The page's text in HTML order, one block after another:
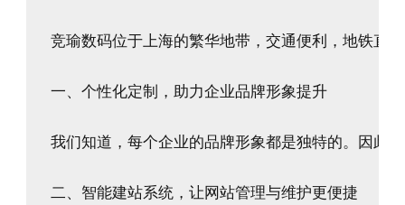
竞瑜数码位于上海的繁华地带，交通便利，地铁直
一、个性化定制，助力企业品牌形象提升
我们知道，每个企业的品牌形象都是独特的。因此
二、智能建站系统，让网站管理与维护更便捷